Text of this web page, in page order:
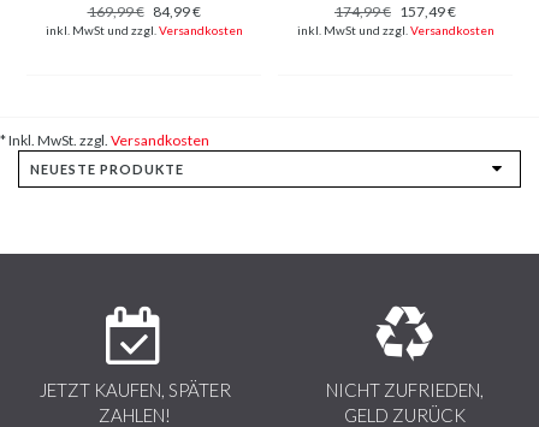
169,99 € 84,99 €
inkl. MwSt und zzgl. Versandkosten
174,99 € 157,49 €
inkl. MwSt und zzgl. Versandkosten
* Inkl. MwSt. zzgl. Versandkosten
JETZT KAUFEN, SPÄTER
ZAHLEN!
NICHT ZUFRIEDEN,
GELD ZURÜCK